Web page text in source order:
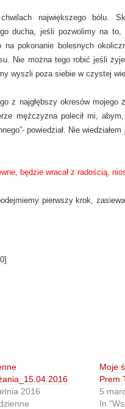
największego bólu.
ducha, jeśli pozwolimy na to,
pokonanie bolesnych
Nie można tego robić jeśli
wyszli poza siebie w czystej
z najgłębszy okresów mojego
mężczyzna polecił mi,
powiedział. Nie
będzie wracał z radością,
pierwszy krok,
0]
2016
Moje
Prem
5
In